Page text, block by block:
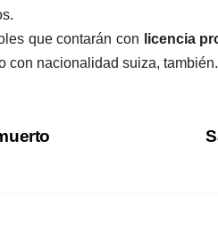
que contarán con
licencia
con nacionalidad suiza, también.